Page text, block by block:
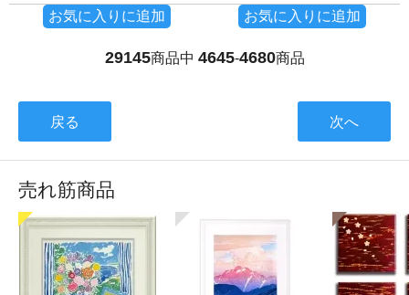
お気に入りに追加 お気に入りに追加
29145商品中 4645-4680商品
戻る 次へ
売れ筋商品